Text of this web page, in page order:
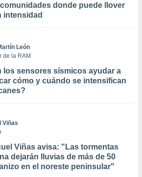
comunidades donde puede llover
intensidad
León
de la RAM
los sensores sísmicos ayudar a
cómo y cuándo se intensifican
Viñas
Viñas avisa: "Las tormentas
dejarán lluvias de más de 50
en el noreste peninsular"